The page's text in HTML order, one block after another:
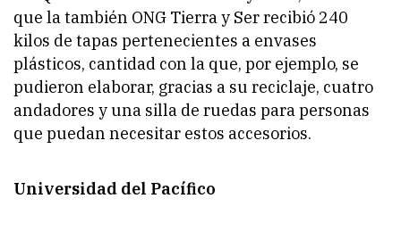
que la también ONG Tierra y Ser recibió 240
kilos de tapas pertenecientes a envases
plásticos, cantidad con la que, por ejemplo, se
pudieron elaborar, gracias a su reciclaje, cuatro
andadores y una silla de ruedas para personas
que puedan necesitar estos accesorios.
Universidad del Pacífico